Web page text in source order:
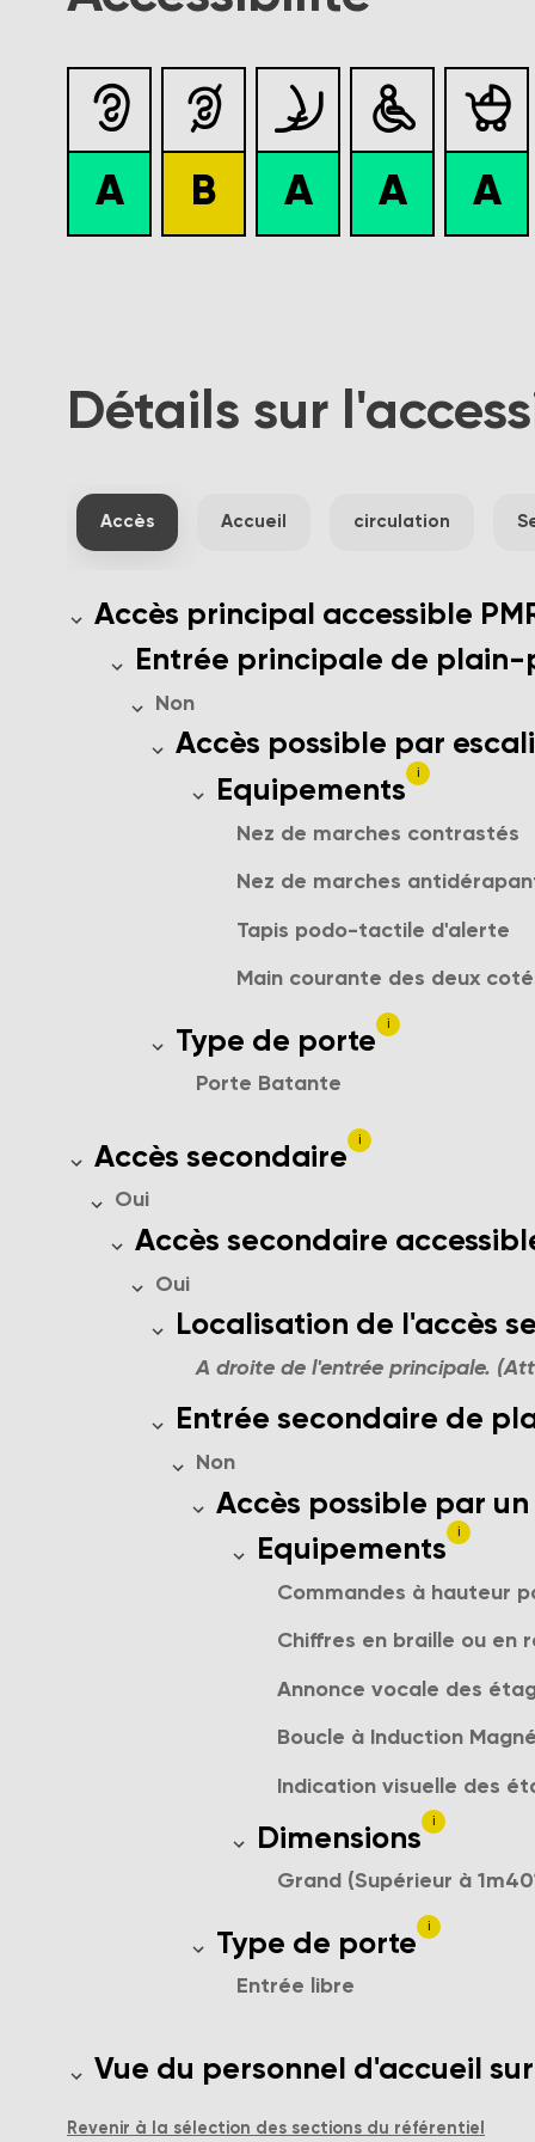

A

B

A

A

A
Détails sur
Accès Accueil circulation
Accès principal accessible
Accès possible pour les personnes
Entrée principale de plain-
L'entrée principale est situé au
Non
Accès possible par
Possibilité d'accès par
Equipements
Description des i
Nez de marches contrastés
Nez de marches
Tapis podo-tactile d'alerte
Main courante des deux
Type de porte
Type d'ouverture de la porte
i
Porte Batante
Accès secondaire
Nouvel accès secondaire
i
Oui
Accès secondaire
L'un des accès secondaires est
Oui
Localisation de l'accès
Localisation de l'accès
A droite de l'entrée principale.
Entrée secondaire de
L'entrée secondaire de
Non
Accès possible par
Accès possible via un
Equipements
Description des i
Commandes à hauteur
Chiffres en braille ou en
Annonce vocale des
Boucle à Induction
Indication visuelle des
Dimensions
Dimensions de i
Grand (Supérieur à
Type de porte
Type d'ouverture de la
i
Entrée libre
Vue du personnel d'accueil
Le personnel d'accueil a-t'il une
Revenir à la sélection des sections du référentiel